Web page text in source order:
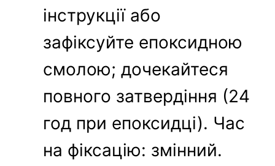
інструкції або
зафіксуйте епоксидною
смолою; дочекайтеся
повного затвердіння (24
год при епоксидці). Час
на фіксацію: змінний.